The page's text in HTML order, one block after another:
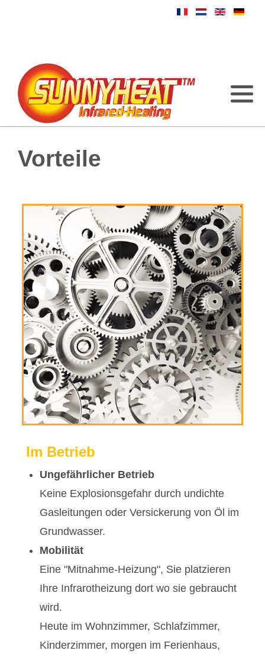
Vorteile
Im Betrieb
Ungefährlicher Betrieb
Keine Explosionsgefahr durch undichte
Gasleitungen oder Versickerung von Öl im
Grundwasser.
Mobilität
Eine "Mitnahme-Heizung", Sie platzieren
Ihre Infrarotheizung dort wo sie gebraucht
wird.
Heute im Wohnzimmer, Schlafzimmer,
Kinderzimmer, morgen im Ferienhaus,